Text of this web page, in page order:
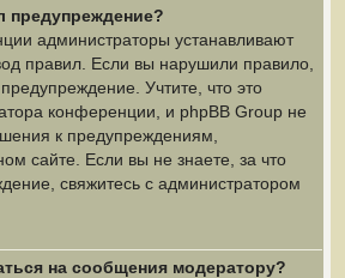
предупреждение?
администраторы устанавливают
правил. Если вы нарушили правило,
Учтите, что это
конференции, и phpBB Group не
к предупреждениям,
сайте. Если вы не знаете, за что
свяжитесь с администратором
на сообщения модератору?